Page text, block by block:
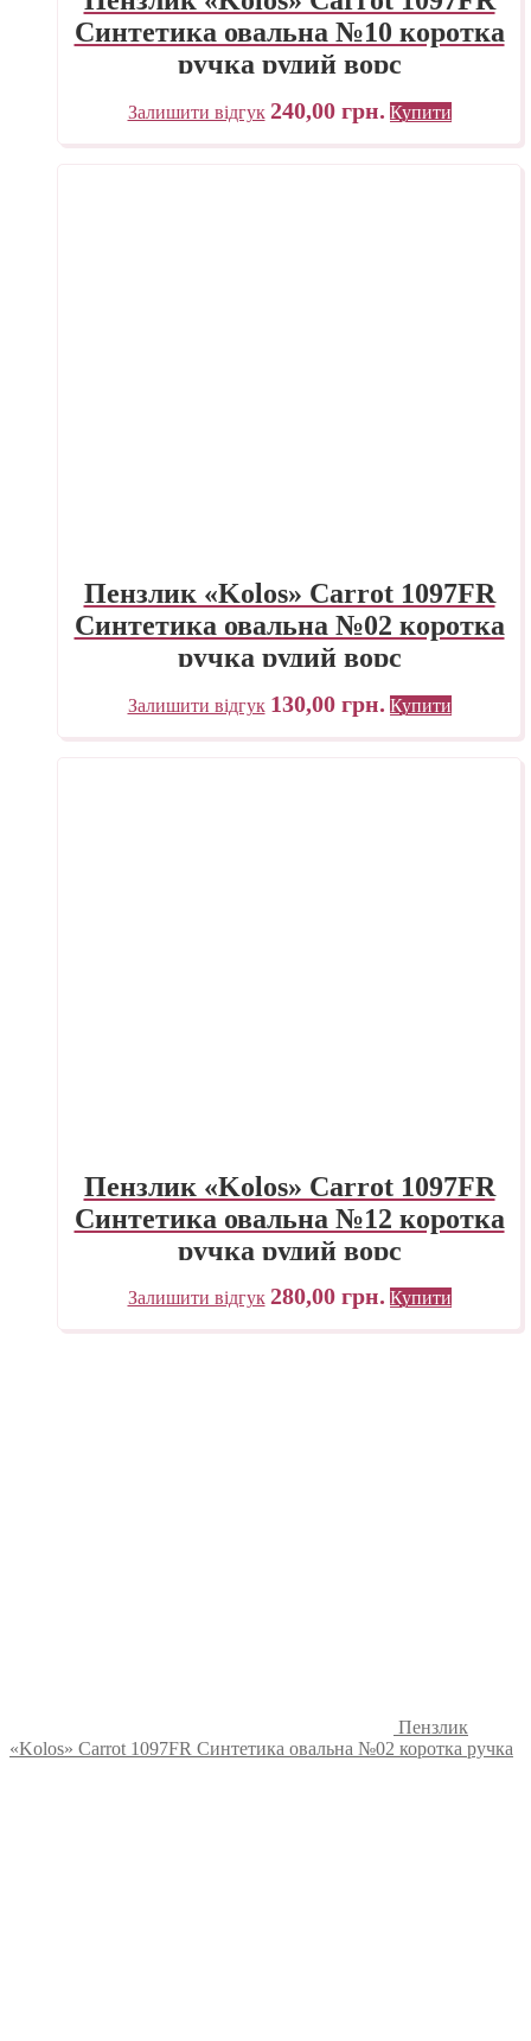
Синтетика овальна №10 коротка
ручка рудий ворс
Залишити відгук 240,00 грн. Купити
Пензлик «Kolos» Carrot 1097FR
Синтетика овальна №02 коротка
ручка рудий ворс
Залишити відгук 130,00 грн. Купити
Пензлик «Kolos» Carrot 1097FR
Синтетика овальна №12 коротка
ручка рудий ворс
Залишити відгук 280,00 грн. Купити
Пензлик
«Kolos» Carrot 1097FR Синтетика овальна №02 коротка ручка